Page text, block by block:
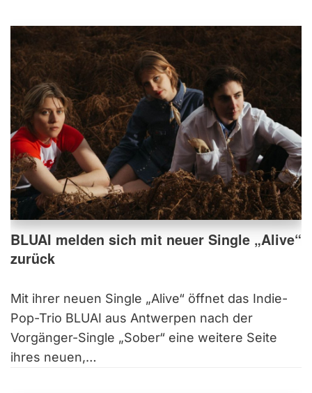
BLUAI melden sich mit neuer Single „Alive“
zurück
Mit ihrer neuen Single „Alive“ öffnet das Indie-
Pop-Trio BLUAI aus Antwerpen nach der
Vorgänger-Single „Sober“ eine weitere Seite
ihres neuen,…